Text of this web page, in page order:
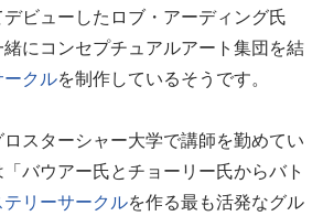
ビューしたロブ・アーディング氏
にコンセプチュアルアート集団を結
ークルを制作しているそうです。
スターシャー大学で講師を勤めてい
バウアー氏とチョーリー氏からバト
テリーサークルを作る最も活発なグル